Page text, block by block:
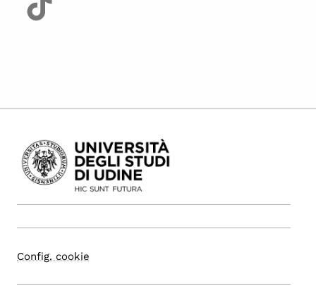
Config. cookie